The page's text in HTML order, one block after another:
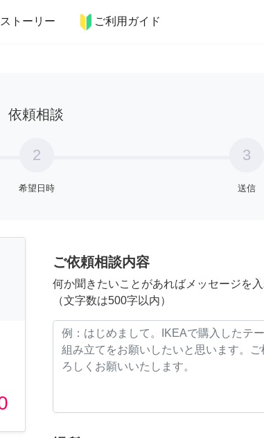
ストーリー ご利用ガイド
習い事 ペット 料理
依頼相談
2
希望日時
3
送信
ご依頼相談内容
何か聞きたいことがあればメッセージを
（文字数は500字以内）